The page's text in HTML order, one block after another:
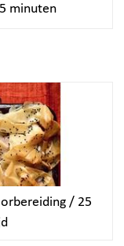
minuten
/ 25